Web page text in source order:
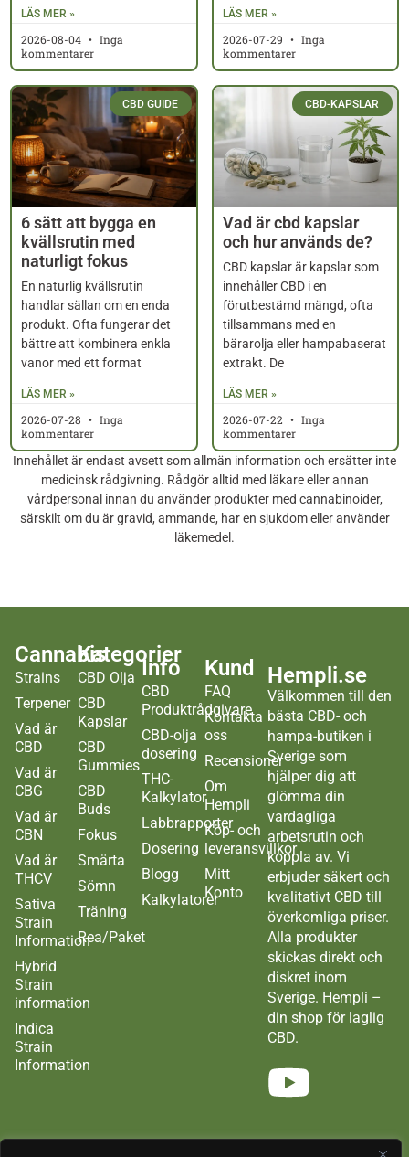
LÄS MER »
2026-08-04
Inga
kommentarer
LÄS MER »
2026-07-29
Inga
kommentarer
CBD GUIDE
6 sätt att bygga en
kvällsrutin med
naturligt fokus
En naturlig kvällsrutin
handlar sällan om en enda
produkt. Ofta fungerar det
bättre att kombinera enkla
vanor med ett format
LÄS MER »
2026-07-28
Inga
kommentarer
CBD-KAPSLAR
Vad är cbd kapslar
och hur används de?
CBD kapslar är kapslar som
innehåller CBD i en
förutbestämd mängd, ofta
tillsammans med en
bärarolja eller hampabaserat
extrakt. De
LÄS MER »
2026-07-22
Inga
kommentarer
Innehållet är endast avsett som allmän information och ersätter inte
medicinsk rådgivning. Rådgör alltid med läkare eller annan
vårdpersonal innan du använder produkter med cannabinoider,
särskilt om du är gravid, ammande, har en sjukdom eller använder
läkemedel.
Cannabis
Strains
Terpener
Vad är
CBD
Vad är
CBG
Vad är
CBN
Vad är
THCV
Sativa
Strain
Information
Hybrid
Strain
information
Indica
Strain
Information
Kategorier
CBD Olja
CBD
Kapslar
CBD
Gummies
CBD
Buds
Fokus
Smärta
Sömn
Träning
Rea/Paket
Info
CBD
Produktrådgivare
CBD-olja
dosering
THC-
Kalkylator
Labbrapporter
Dosering
Blogg
Kalkylatorer
Kund
FAQ
Kontakta
oss
Recensioner
Om
Hempli
Köp- och
leveransvillkor
Mitt
Konto
Hempli.se
Välkommen till den
bästa CBD- och
hampa-butiken i
Sverige som
hjälper dig att
glömma din
vardagliga
arbetsrutin och
koppla av. Vi
erbjuder säkert och
kvalitativt CBD till
överkomliga priser.
Alla produkter
skickas direkt och
diskret inom
Sverige. Hempli –
din shop för laglig
CBD.